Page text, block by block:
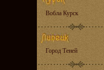
Вобла Курск
Город Теней